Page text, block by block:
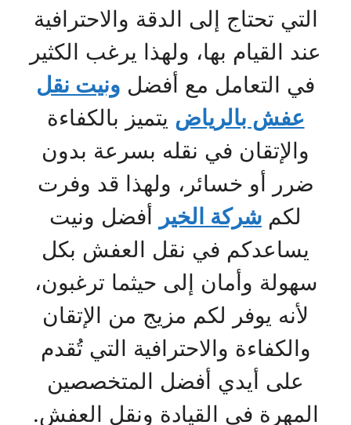
التي تحتاج إلى الدقة والاحترافية
عند القيام بها، ولهذا يرغب الكثير
في التعامل مع أفضل ونيت نقل
عفش بالرياض يتميز بالكفاءة
والإتقان في نقله بسرعة بدون
ضرر أو خسائر، ولهذا قد وفرت
لكم شركة الخير أفضل ونيت
يساعدكم في نقل العفش بكل
سهولة وأمان إلى حيثما ترغبون،
لأنه يوفر لكم مزيج من الإتقان
والكفاءة والاحترافية التي تُقدم
على أيدي أفضل المتخصصين
المهرة في القيادة ونقل العفش.